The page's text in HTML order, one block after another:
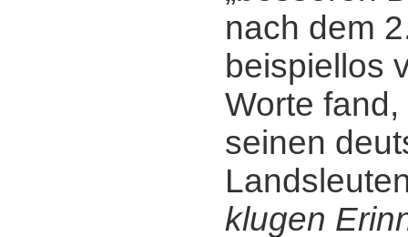
nach dem
beispiellos
Worte
seinen
klugen